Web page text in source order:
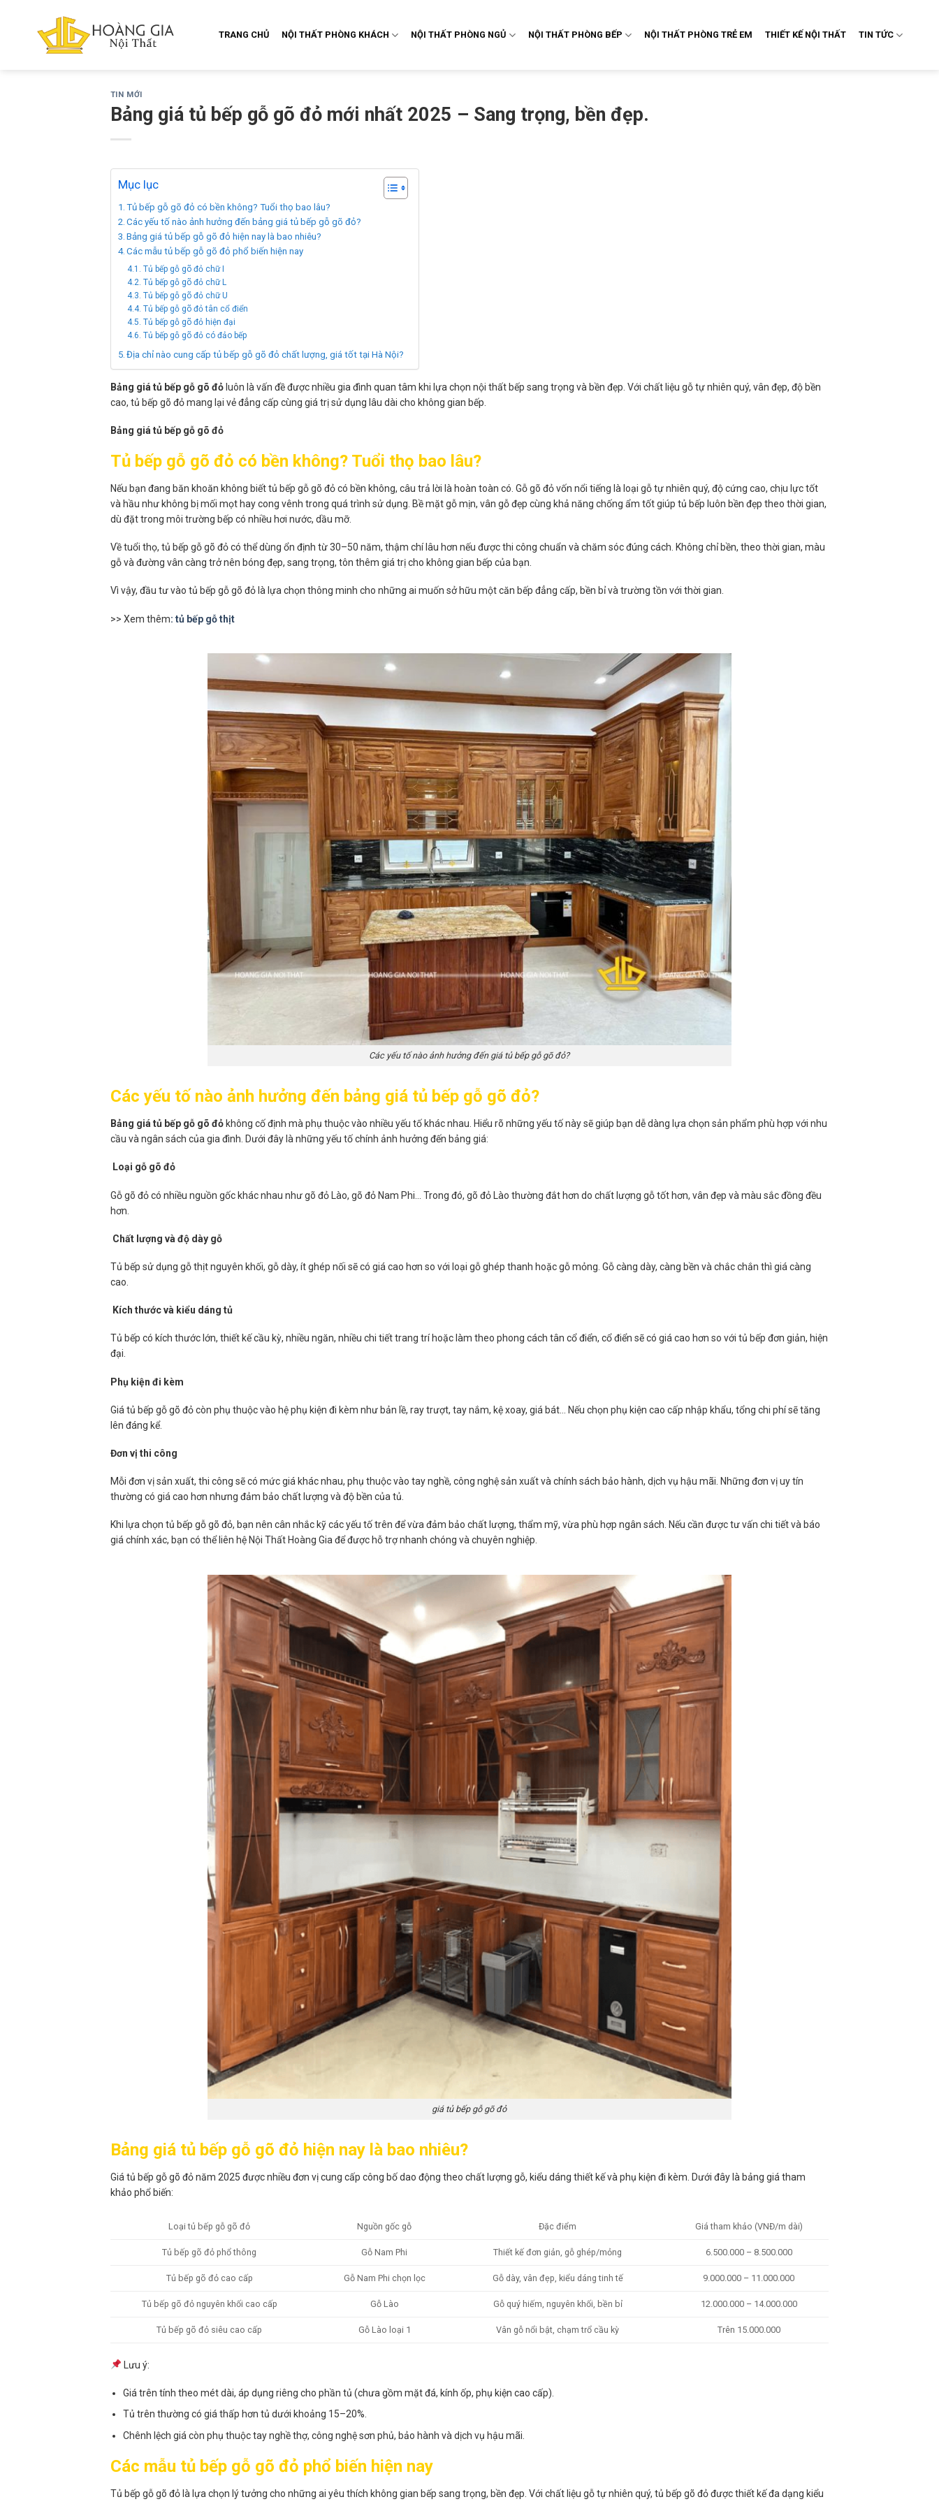
TRANG CHỦ NỘI THẤT PHÒNG KHÁCH NỘI THẤT PHÒNG NGỦ NỘI THẤT PHÒNG BẾP NỘI THẤT PHÒNG TRẺ EM THIẾT KẾ NỘI THẤT TIN TỨC
TIN MỚI
Bảng giá tủ bếp gỗ gõ đỏ mới nhất 2025 – Sang trọng, bền đẹp.
Mục lục
Tủ bếp gỗ gõ đỏ có bền không? Tuổi thọ bao lâu?
Các yếu tố nào ảnh hưởng đến bảng giá tủ bếp gỗ gõ đỏ?
Bảng giá tủ bếp gỗ gõ đỏ hiện nay là bao nhiêu?
Các mẫu tủ bếp gỗ gõ đỏ phổ biến hiện nay
Tủ bếp gỗ gõ đỏ chữ I
Tủ bếp gỗ gõ đỏ chữ L
Tủ bếp gỗ gõ đỏ chữ U
Tủ bếp gỗ gõ đỏ tân cổ điển
Tủ bếp gỗ gõ đỏ hiện đại
Tủ bếp gỗ gõ đỏ có đảo bếp
Địa chỉ nào cung cấp tủ bếp gỗ gõ đỏ chất lượng, giá tốt tại Hà Nội?
Bảng giá tủ bếp gỗ gõ đỏluôn là vấn đề được nhiều gia đình quan tâm khi lựa chọn nội thất bếp sang trọng và bền đẹp. Với chất liệu gỗ tự nhiên quý, vân đẹp, độ bền
cao, tủ bếp gõ đỏ mang lại vẻ đẳng cấp cùng giá trị sử dụng lâu dài cho không gian bếp.
Bảng giá tủ bếp gỗ gõ đỏ
Tủ bếp gỗ gõ đỏ có bền không? Tuổi thọ bao lâu?
Nếu bạn đang băn khoăn không biết tủ bếp gỗ gõ đỏ có bền không, câu trả lời là hoàn toàn có. Gỗ gõ đỏ vốn nổi tiếng là loại gỗ tự nhiên quý, độ cứng cao, chịu lực tốt
và hầu như không bị mối mọt hay cong vênh trong quá trình sử dụng. Bề mặt gỗ mịn, vân gỗ đẹp cùng khả năng chống ẩm tốt giúp tủ bếp luôn bền đẹp theo thời gian,
dù đặt trong môi trường bếp có nhiều hơi nước, dầu mỡ.
Về tuổi thọ, tủ bếp gỗ gõ đỏ có thể dùng ổn định từ 30–50 năm, thậm chí lâu hơn nếu được thi công chuẩn và chăm sóc đúng cách. Không chỉ bền, theo thời gian, màu
gỗ và đường vân càng trở nên bóng đẹp, sang trọng, tôn thêm giá trị cho không gian bếp của bạn.
Vì vậy, đầu tư vào tủ bếp gỗ gõ đỏ là lựa chọn thông minh cho những ai muốn sở hữu một căn bếp đẳng cấp, bền bỉ và trường tồn với thời gian.
>> Xem thêm: tủ bếp gỗ thịt
Các yếu tố nào ảnh hưởng đến giá tủ bếp gỗ gõ đỏ?
Các yếu tố nào ảnh hưởng đến bảng giá tủ bếp gỗ gõ đỏ?
Bảng giá tủ bếp gỗ gõ đỏkhông cố định mà phụ thuộc vào nhiều yếu tố khác nhau. Hiểu rõ những yếu tố này sẽ giúp bạn dễ dàng lựa chọn sản phẩm phù hợp với nhu
cầu và ngân sách của gia đình. Dưới đây là những yếu tố chính ảnh hưởng đến bảng giá:
Loại gỗ gõ đỏ
Gỗ gõ đỏ có nhiều nguồn gốc khác nhau như gõ đỏ Lào, gõ đỏ Nam Phi… Trong đó, gõ đỏ Lào thường đắt hơn do chất lượng gỗ tốt hơn, vân đẹp và màu sắc đồng đều
hơn.
Chất lượng và độ dày gỗ
Tủ bếp sử dụng gỗ thịt nguyên khối, gỗ dày, ít ghép nối sẽ có giá cao hơn so với loại gỗ ghép thanh hoặc gỗ mỏng. Gỗ càng dày, càng bền và chắc chắn thì giá càng
cao.
Kích thước và kiểu dáng tủ
Tủ bếp có kích thước lớn, thiết kế cầu kỳ, nhiều ngăn, nhiều chi tiết trang trí hoặc làm theo phong cách tân cổ điển, cổ điển sẽ có giá cao hơn so với tủ bếp đơn giản, hiện
đại.
Phụ kiện đi kèm
Giá tủ bếp gỗ gõ đỏ còn phụ thuộc vào hệ phụ kiện đi kèm như bản lề, ray trượt, tay nắm, kệ xoay, giá bát… Nếu chọn phụ kiện cao cấp nhập khẩu, tổng chi phí sẽ tăng
lên đáng kể.
Đơn vị thi công
Mỗi đơn vị sản xuất, thi công sẽ có mức giá khác nhau, phụ thuộc vào tay nghề, công nghệ sản xuất và chính sách bảo hành, dịch vụ hậu mãi. Những đơn vị uy tín
thường có giá cao hơn nhưng đảm bảo chất lượng và độ bền của tủ.
Khi lựa chọn tủ bếp gỗ gõ đỏ, bạn nên cân nhắc kỹ các yếu tố trên để vừa đảm bảo chất lượng, thẩm mỹ, vừa phù hợp ngân sách. Nếu cần được tư vấn chi tiết và báo
giá chính xác, bạn có thể liên hệ Nội Thất Hoàng Gia để được hỗ trợ nhanh chóng và chuyên nghiệp.
giá tủ bếp gỗ gõ đỏ
Bảng giá tủ bếp gỗ gõ đỏ hiện nay là bao nhiêu?
Giá tủ bếp gỗ gõ đỏ năm 2025 được nhiều đơn vị cung cấp công bố dao động theo chất lượng gỗ, kiểu dáng thiết kế và phụ kiện đi kèm. Dưới đây là bảng giá tham
khảo phổ biến:
Loại tủ bếp gỗ gõ đỏ Nguồn gốc gỗ Đặc điểm Giá tham khảo (VNĐ/m dài)
Tủ bếp gõ đỏ phổ thông Gỗ Nam Phi Thiết kế đơn giản, gỗ ghép/mỏng 6.500.000 – 8.500.000
Tủ bếp gõ đỏ cao cấp Gỗ Nam Phi chọn lọc Gỗ dày, vân đẹp, kiểu dáng tinh tế 9.000.000 – 11.000.000
Tủ bếp gõ đỏ nguyên khối cao cấp Gỗ Lào Gỗ quý hiếm, nguyên khối, bền bỉ 12.000.000 – 14.000.000
Tủ bếp gõ đỏ siêu cao cấp Gỗ Lào loại 1 Vân gỗ nổi bật, chạm trổ cầu kỳ Trên 15.000.000
Lưu ý:
Giá trên tính theo mét dài, áp dụng riêng cho phần tủ (chưa gồm mặt đá, kính ốp, phụ kiện cao cấp).
Tủ trên thường có giá thấp hơn tủ dưới khoảng 15–20%.
Chênh lệch giá còn phụ thuộc tay nghề thợ, công nghệ sơn phủ, bảo hành và dịch vụ hậu mãi.
Các mẫu tủ bếp gỗ gõ đỏ phổ biến hiện nay
Tủ bếp gỗ gõ đỏ là lựa chọn lý tưởng cho những ai yêu thích không gian bếp sang trọng, bền đẹp. Với chất liệu gỗ tự nhiên quý, tủ bếp gõ đỏ được thiết kế đa dạng kiểu